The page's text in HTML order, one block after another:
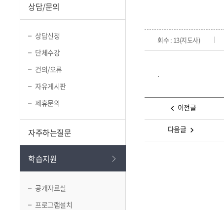
상담/문의
상담신청
단체수강
건의/오류
자유게시판
제휴문의
자주하는질문
학습지원
공개자료실
프로그램설치
회수 : 13(지도사)
이전글
다음글